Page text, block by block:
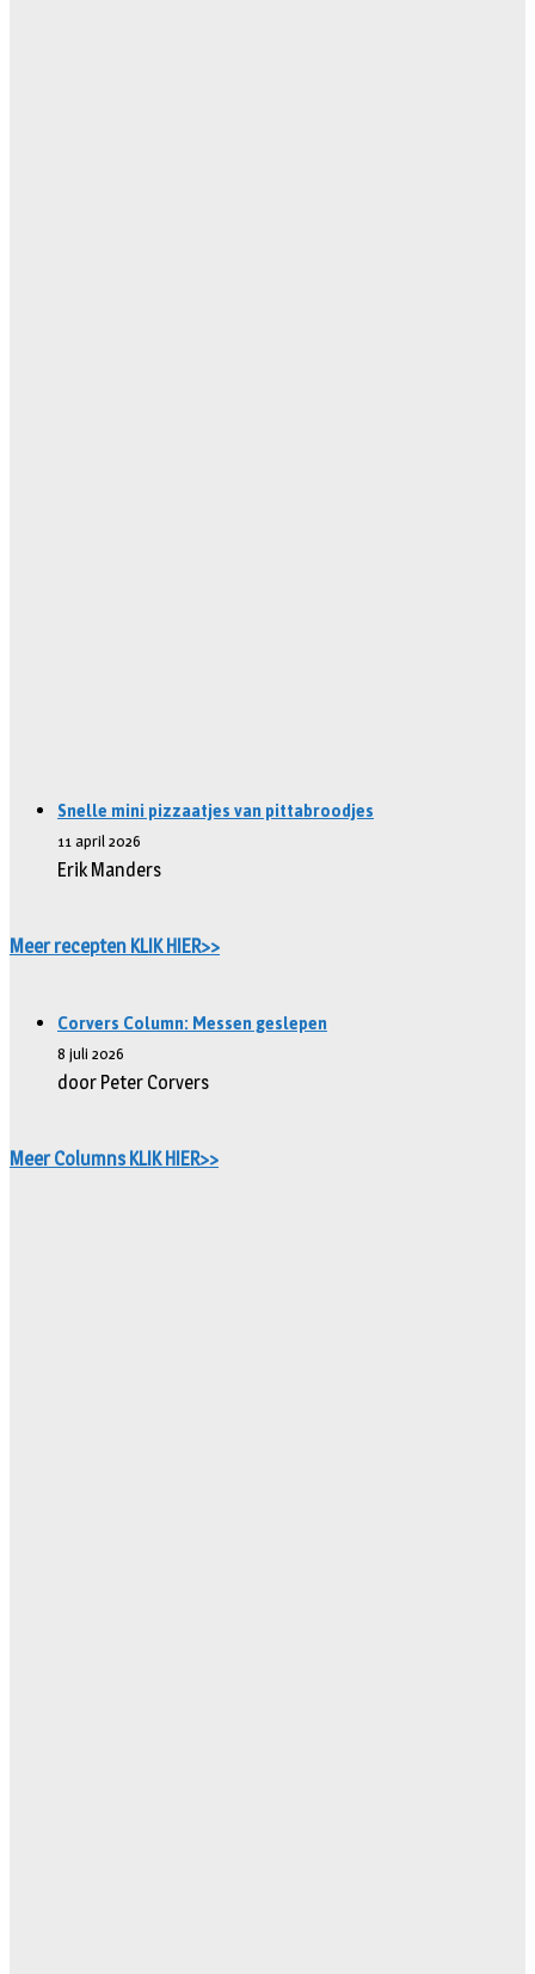
Snelle mini pizzaatjes van pittabroodjes
11 april 2026
Erik Manders
Meer recepten KLIK HIER>>
Corvers Column: Messen geslepen
8 juli 2026
door Peter Corvers
Meer Columns KLIK HIER>>